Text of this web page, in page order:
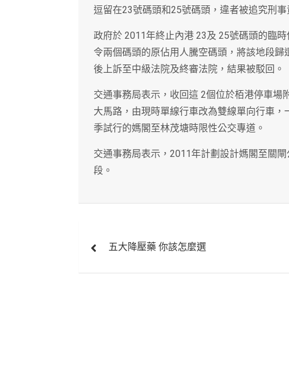
逗留在23號碼頭和25號碼頭，違者被追究刑事
政府於 2011年終止內港 23及 25號碼頭的臨
令兩個碼頭的原佔用人騰空碼頭，將該地段
後上訴至中級法院及終審法院，結果被駁回。
交通事務局表示，收回這 2個位於栢港停車
大馬路，由現時單線行車改為雙線單向行車
季試行的媽閣至林茂塘時限性公交專道。
交通事務局表示，2011年計劃設計媽閣至關
段。
章
五大降壓藥 你該怎麼選